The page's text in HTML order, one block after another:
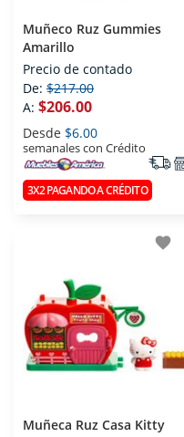
Muñeco Ruz Gummies
Amarillo
Precio de contado
De: $217.00
A: $206.00
Desde $6.00
semanales con Crédito
3X2 PAGANDO A CRÉDITO
favorite
Muñeca Ruz Casa Kitty